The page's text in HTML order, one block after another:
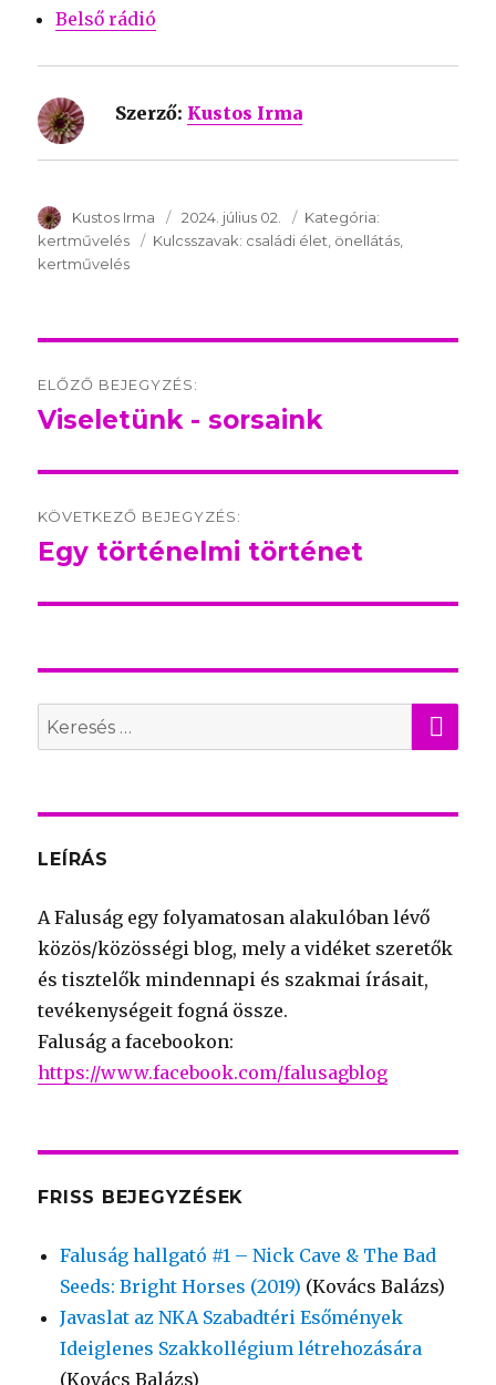
Belső rádió
Szerző: Kustos Irma
SzerzÅ
Kustos Irma Közzétéve:
2024. július 02. Kategória:
kertművelés
Kulcsszavak: Kulcsszavak:
családi élet önellátás
kertművelés
navigation
ELŐZŐ BEJEGYZÉS:
Előző
Viseletünk - sorsaink
KÖVETKEZŐ BEJEGYZÉS:
Következő
Egy történelmi történet
Search
for:
LEÍRÁS
A Faluság egy folyamatosan alakulóban lévő
közös/közösségi blog, mely a vidéket szeretők
és tisztelők mindennapi és szakmai írásait,
tevékenységeit fogná össze.
Faluság a facebookon:
https://www.facebook.com/falusagblog
FRISS BEJEGYZÉSEK
Faluság hallgató #1 – Nick Cave & The Bad
Seeds: Bright Horses (2019) (Kovács Balázs)
Javaslat az NKA Szabadtéri Esőmények
Ideiglenes Szakkollégium létrehozására
(Kovács Balázs)